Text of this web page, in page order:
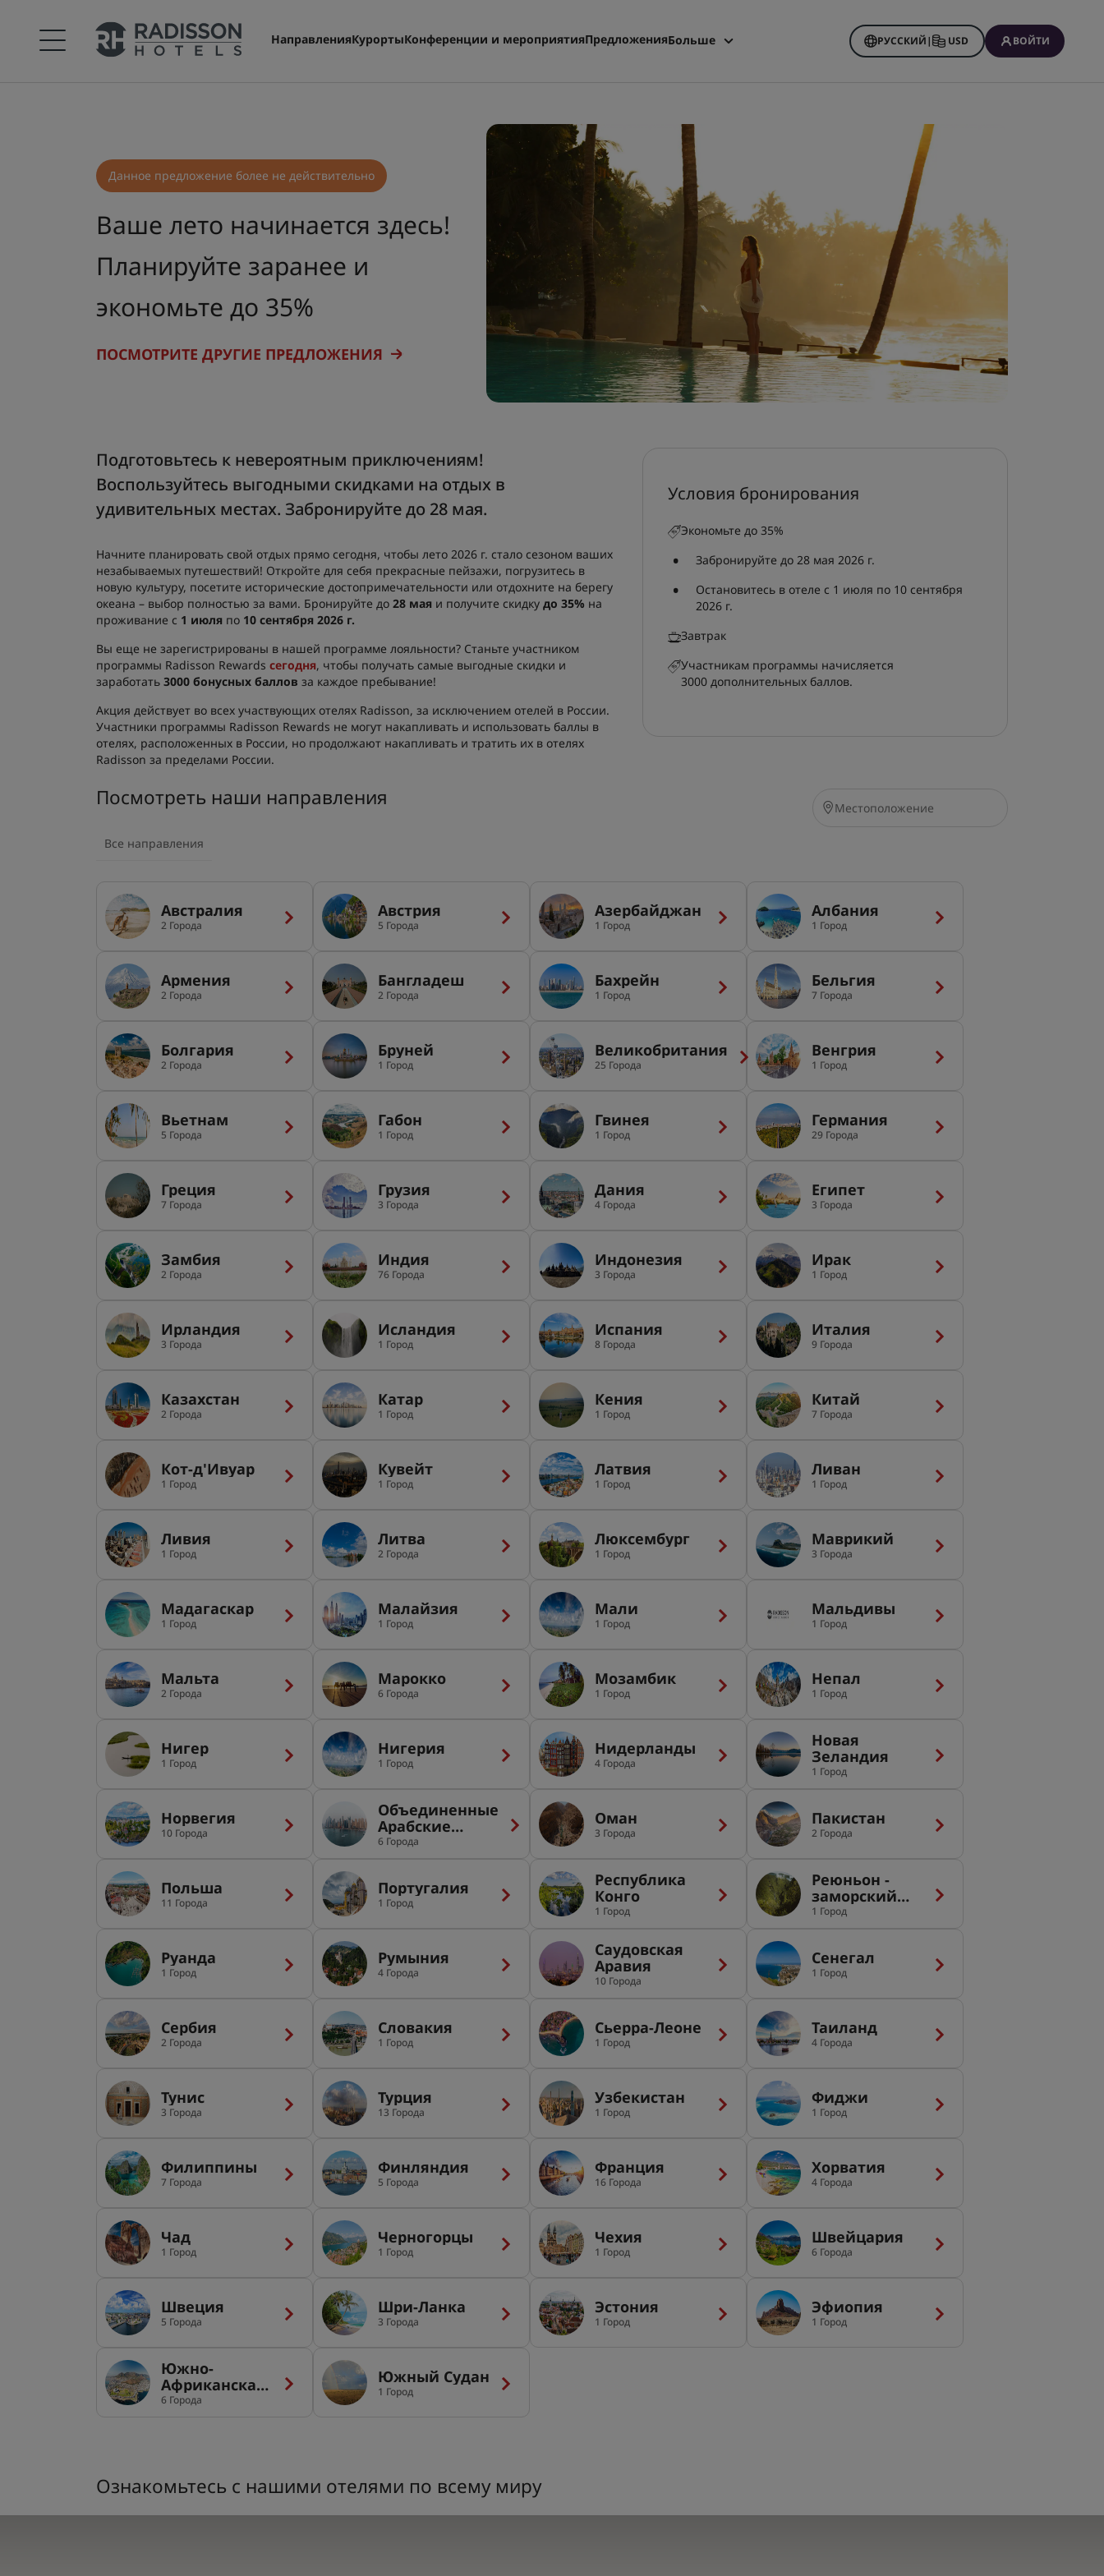
НаправленияКурортыКонференции и мероприятияПредложенияБольше РУССКИЙ| USD ВОЙТИ
Данное предложение более не действительно
Ваше лето начинается здесь!
Планируйте заранее и
экономьте до 35%
ПОСМОТРИТЕ ДРУГИЕ ПРЕДЛОЖЕНИЯ
Подготовьтесь к невероятным приключениям!
Воспользуйтесь выгодными скидками на отдых в
удивительных местах. Забронируйте до 28 мая.
Начните планировать свой отдых прямо сегодня, чтобы лето 2026 г. стало сезоном ваших
незабываемых путешествий! Откройте для себя прекрасные пейзажи, погрузитесь в
новую культуру, посетите исторические достопримечательности или отдохните на берегу
океана – выбор полностью за вами. Бронируйте до 28 мая и получите скидку до 35% на
проживание с 1 июля по 10 сентября 2026 г.
Вы еще не зарегистрированы в нашей программе лояльности? Станьте участником
программы Radisson Rewards сегодня, чтобы получать самые выгодные скидки и
заработать 3000 бонусных баллов за каждое пребывание!
Акция действует во всех участвующих отелях Radisson, за исключением отелей в России.
Участники программы Radisson Rewards не могут накапливать и использовать баллы в
отелях, расположенных в России, но продолжают накапливать и тратить их в отелях
Radisson за пределами России.
Условия бронирования
Экономьте до 35%
Забронируйте до 28 мая 2026 г.
Остановитесь в отеле с 1 июля по 10 сентября
2026 г.
Завтрак
Участникам программы начисляется
3000 дополнительных баллов.
Посмотреть наши направления
Все направления
Австралия
2 Города
Австрия
5 Города
Азербайджан
1 Город
Албания
1 Город
Армения
2 Города
Бангладеш
2 Города
Бахрейн
1 Город
Бельгия
7 Города
Болгария
2 Города
Бруней
1 Город
Великобритания
25 Города
Венгрия
1 Город
Вьетнам
5 Города
Габон
1 Город
Гвинея
1 Город
Германия
29 Города
Греция
7 Города
Грузия
3 Города
Дания
4 Города
Египет
3 Города
Замбия
2 Города
Индия
76 Города
Индонезия
3 Города
Ирак
1 Город
Ирландия
3 Города
Исландия
1 Город
Испания
8 Города
Италия
9 Города
Казахстан
2 Города
Катар
1 Город
Кения
1 Город
Китай
7 Города
Кот-д'Ивуар
1 Город
Кувейт
1 Город
Латвия
1 Город
Ливан
1 Город
Ливия
1 Город
Литва
2 Города
Люксембург
1 Город
Маврикий
3 Города
Мадагаскар
1 Город
Малайзия
1 Город
Мали
1 Город
Мальдивы
1 Город
Мальта
2 Города
Марокко
6 Города
Мозамбик
1 Город
Непал
1 Город
Нигер
1 Город
Нигерия
1 Город
Нидерланды
4 Города
Новая
Зеландия
1 Город
Норвегия
10 Города
Объединенные
Арабские
Эмираты
6 Города
Оман
3 Города
Пакистан
2 Города
Польша
11 Города
Португалия
1 Город
Республика
Конго
1 Город
Реюньон -
заморский
департамент
1 Город
Руанда
1 Город
Румыния
4 Города
Саудовская
Аравия
10 Города
Сенегал
1 Город
Сербия
2 Города
Словакия
1 Город
Сьерра-Леоне
1 Город
Таиланд
4 Города
Тунис
3 Города
Турция
13 Города
Узбекистан
1 Город
Фиджи
1 Город
Филиппины
7 Города
Финляндия
5 Города
Франция
16 Города
Хорватия
4 Города
Чад
1 Город
Черногорцы
1 Город
Чехия
1 Город
Швейцария
6 Города
Швеция
5 Города
Шри-Ланка
3 Города
Эстония
1 Город
Эфиопия
1 Город
Южно-
Африканская
Республика
6 Города
Южный Судан
1 Город
Ознакомьтесь с нашими отелями по всему миру